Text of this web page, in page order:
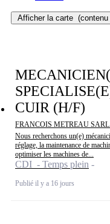
Afficher la carte
CUIR (H/F)
FRANCOIS METREAU
Nous recherchons un(e)
réglage, la maintenance de
optimiser les machines de...
CDI - Temps plein
Publié il y a 16 jours